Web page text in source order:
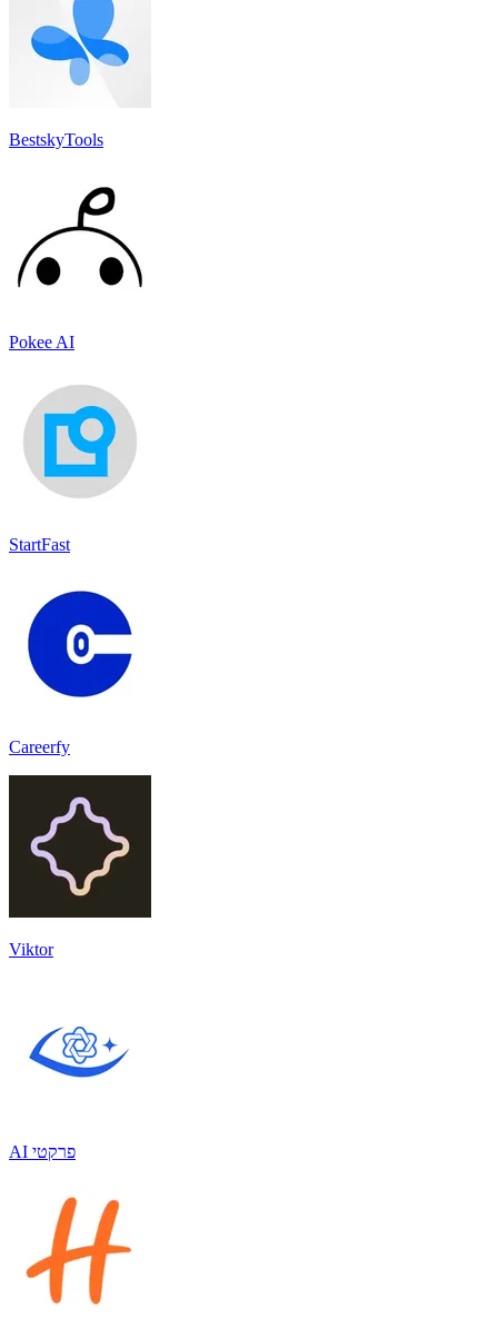
BestskyTools
Pokee AI
StartFast
Careerfy
Viktor
AI פרקטי